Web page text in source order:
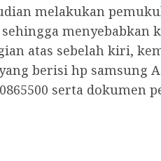
melakukan
menyebabkan
atas sebelah kiri,
berisi hp samsung
serta dokumen